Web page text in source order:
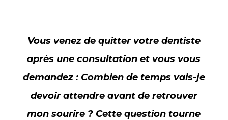
Vous venez de quitter votre dentiste
après une consultation et vous vous
demandez : Combien de temps vais-je
devoir attendre avant de retrouver
mon sourire ? Cette question tourne